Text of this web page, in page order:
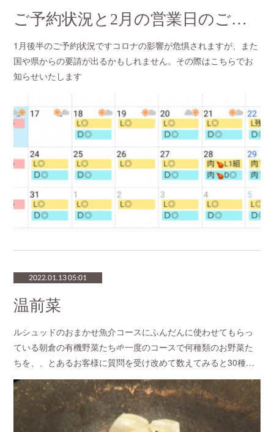
ご予約状況と2月の営業日のご案内
1月後半のご予約状況ですコロナの影響が危惧されますが、また
国や県からの要請が出るかもしれません。その際はこちらでお
知らせいたします
2022.01.13 05:01
温前菜
ルシュッドのおまかせ魚介コースにふんだんに使わせてもらっ
ている朝倉の有機野菜たち🌱一度のコースで何種類のお野菜た
ちを、、とあるお客様に質問を受け改めて数えてみると30種…